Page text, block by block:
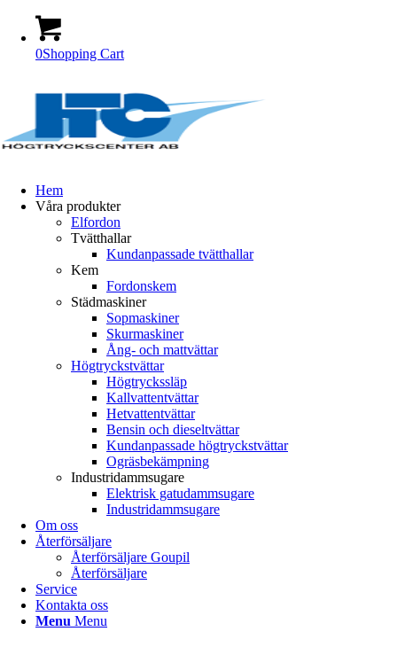
0Shopping Cart
Hem
Våra produkter
Elfordon
Tvätthallar
Kundanpassade tvätthallar
Kem
Fordonskem
Städmaskiner
Sopmaskiner
Skurmaskiner
Ång- och mattvättar
Högtryckstvättar
Högtryckssläp
Kallvattentvättar
Hetvattentvättar
Bensin och dieseltvättar
Kundanpassade högtryckstvättar
Ogräsbekämpning
Industridammsugare
Elektrisk gatudammsugare
Industridammsugare
Om oss
Återförsäljare
Återförsäljare Goupil
Återförsäljare
Service
Kontakta oss
Menu Menu